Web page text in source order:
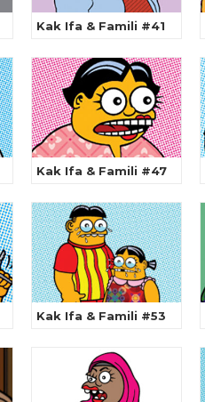
Kak Ifa & Famili #41
Kak Ifa & Famili #47
Kak Ifa & Famili #53